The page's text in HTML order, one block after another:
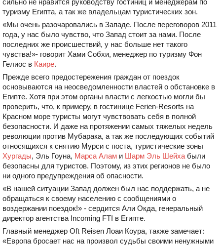
сильно не нравится руководству гостиниц и менеджерам по
туризму Египта, а так же владельцам туристических зон.
«Мы очень разочаровались в Западе. После переговоров 2011
года, у нас было чувство, что Запад стоит за нами. После
последних же происшествий, у нас больше нет такого
чувства!»- говорит Хами Собхи, менеджер по туризму Фон
Гелиос в Каире.
Прежде всего предостережения граждан от поездок
основываются на неосведомленности властей о обстановке в
Египте. Хотя при этом органы власти с легкостью могли бы
проверить, что, к примеру, в гостинице Ferien-Resorts на
Красном море туристы могут чувствовать себя в полной
безопасности. И даже на протяжении самых тяжелых недель
революции против Мубарака, а так же последующих событий
относящихся к снятию Мурси с поста, туристические зоны
Хургады, Эль Гоуна, Марса Алам и Шарм Эль Шейха были
безопасны для туристов. Поэтому, из этих регионов не было
ни одного предупреждения об опасности.
«В нашей ситуации Запад должен был нас поддержать, а не
обращаться к своему населению с сообщениями о
воздержании поездок!» - сердится Али Окда, генеральный
директор агентства Incoming FTI в Египте.
Главный менеджер Oft Reisen Лоаи Коура, также замечает:
«Европа бросает нас на произвол судьбы своими ненужными